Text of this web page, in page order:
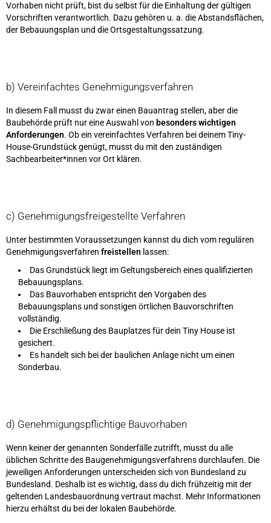
Vorhaben nicht prüft, bist du selbst für die Einhaltung der gültigen
Vorschriften verantwortlich. Dazu gehören u. a. die Abstandsflächen,
der Bebauungsplan und die Ortsgestaltungssatzung.
b) Vereinfachtes Genehmigungsverfahren
In diesem Fall musst du zwar einen Bauantrag stellen, aber die
Baubehörde prüft nur eine Auswahl von besonders wichtigen
Anforderungen. Ob ein vereinfachtes Verfahren bei deinem Tiny-
House-Grundstück genügt, musst du mit den zuständigen
Sachbearbeiter*innen vor Ort klären.
c) Genehmigungsfreigestellte Verfahren
Unter bestimmten Voraussetzungen kannst du dich vom regulären
Genehmigungsverfahren freistellen lassen:
Das Grundstück liegt im Geltungsbereich eines qualifizierten
Bebauungsplans.
Das Bauvorhaben entspricht den Vorgaben des
Bebauungsplans und sonstigen örtlichen Bauvorschriften
vollständig.
Die Erschließung des Bauplatzes für dein Tiny House ist
gesichert.
Es handelt sich bei der baulichen Anlage nicht um einen
Sonderbau.
d) Genehmigungspflichtige Bauvorhaben
Wenn keiner der genannten Sonderfälle zutrifft, musst du alle
üblichen Schritte des Baugenehmigungsverfahrens durchlaufen. Die
jeweiligen Anforderungen unterscheiden sich von Bundesland zu
Bundesland. Deshalb ist es wichtig, dass du dich frühzeitig mit der
geltenden Landesbauordnung vertraut machst. Mehr Informationen
hierzu erhältst du bei der lokalen Baubehörde.